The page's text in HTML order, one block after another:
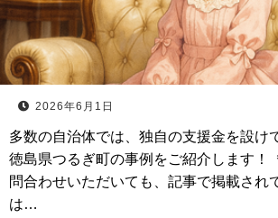
2026年6月1日
多数の自治体では、独自の支援金を設け
徳島県つるぎ町の事例をご紹介します！
問合わせいただいても、記事で掲載され
は…